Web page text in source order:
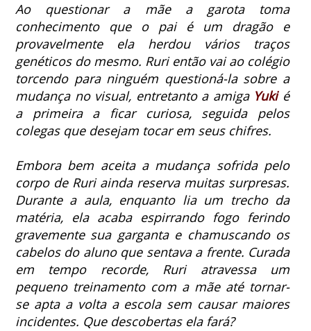
Ao questionar a mãe a garota toma
conhecimento que o pai é um dragão e
provavelmente ela herdou vários traços
genéticos do mesmo. Ruri então vai ao colégio
torcendo para ninguém questioná-la sobre a
mudança no visual, entretanto a amiga Yukié
a primeira a ficar curiosa, seguida pelos
colegas que desejam tocar em seus chifres.
Embora bem aceita a mudança sofrida pelo
corpo de Ruri ainda reserva muitas surpresas.
Durante a aula, enquanto lia um trecho da
matéria, ela acaba espirrando fogo ferindo
gravemente sua garganta e chamuscando os
cabelos do aluno que sentava a frente. Curada
em tempo recorde, Ruri atravessa um
pequeno treinamento com a mãe até tornar-
se apta a volta a escola sem causar maiores
incidentes. Que descobertas ela fará?